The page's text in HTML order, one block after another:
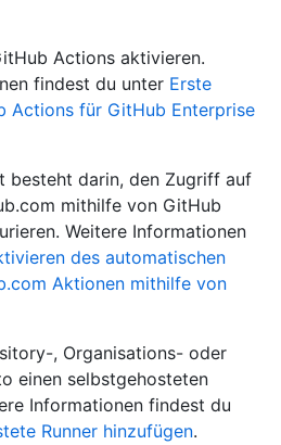
Actions aktivieren.
findest du unter Erste
Actions für GitHub Enterprise
besteht darin, den Zugriff auf
mithilfe von GitHub
Weitere Informationen
des automatischen
Aktionen mithilfe von
, Organisations- oder
einen selbstgehosteten
Informationen findest du
Runner hinzufügen.